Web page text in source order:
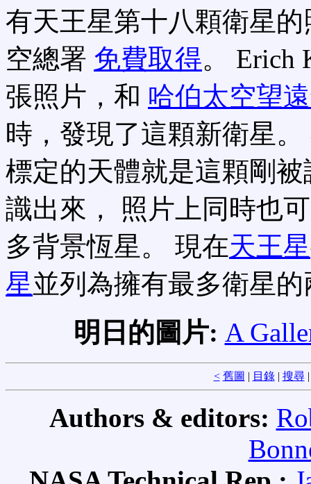
有天王星第十八顆衛星
空總署 免費取得。 Erich
張照片，和 哈伯太空望
時，發現了這顆新衛星。
標定的天體就是這顆剛
識出來， 照片上同時也
多背景恆星。 現在天王星
星並列為擁有最多衛星
明日的圖片: A
< 舊圖 | 目錄| 搜尋
Authors & editors: